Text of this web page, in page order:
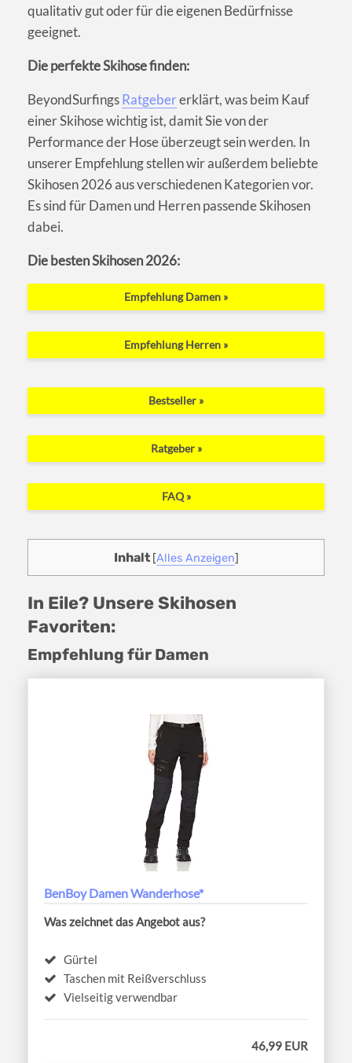
qualitativ gut oder für die eigenen Bedürfnisse
geeignet.
Die perfekte Skihose finden:
BeyondSurfingsRatgebererklärt, was beim Kauf
einer Skihose wichtig ist, damit Sie von der
Performance der Hose überzeugt sein werden. In
unserer Empfehlung stellen wir außerdem beliebte
Skihosen 2026 aus verschiedenen Kategorien vor.
Es sind für Damen und Herren passende Skihosen
dabei.
Die besten Skihosen 2026:
Empfehlung Damen »
Empfehlung Herren »
Bestseller »
Ratgeber »
FAQ »
Inhalt [Alles Anzeigen]
In Eile? Unsere Skihosen
Favoriten:
Empfehlung für Damen
BenBoy Damen Wanderhose*
Was zeichnet das Angebot aus?
Gürtel
Taschen mit Reißverschluss
Vielseitig verwendbar
46,99 EUR